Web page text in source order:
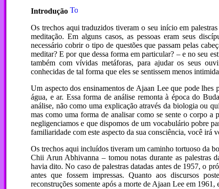
Introdução
Os trechos aqui traduzidos tiveram o seu início em
meditação. Em alguns casos, as pessoas eram seus
necessário cobrir o tipo de questões que passam pelas
meditar? E por que dessa forma em particular? – e no seu
também com vívidas metáforas, para ajudar os seus
conhecidas de tal forma que eles se sentissem menos
Um aspecto dos ensinamentos de Ajaan Lee que pode
água, e ar. Essa forma de análise remonta à época do
análise, não como uma explicação através da biologia ou
mas como uma forma de analisar como se sente o corpo
negligenciamos e que dispomos de um vocabulário pobre
familiaridade com este aspecto da sua consciência, você irá
Os trechos aqui incluídos tiveram um caminho tortuoso da
Chii Arun Abhivanna – tomou notas durante as palestras
havia dito. No caso de palestras datadas antes de 1957, o
antes que fossem impressas. Quanto aos discursos
reconstruções somente após a morte de Ajaan Lee em 1961,